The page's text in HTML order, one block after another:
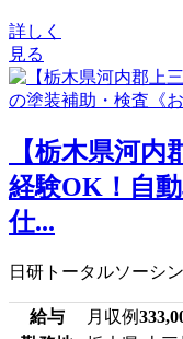
詳しく
見る
【栃木県河
経験OK！自
仕...
日研トータルソーシ
給与 月収例